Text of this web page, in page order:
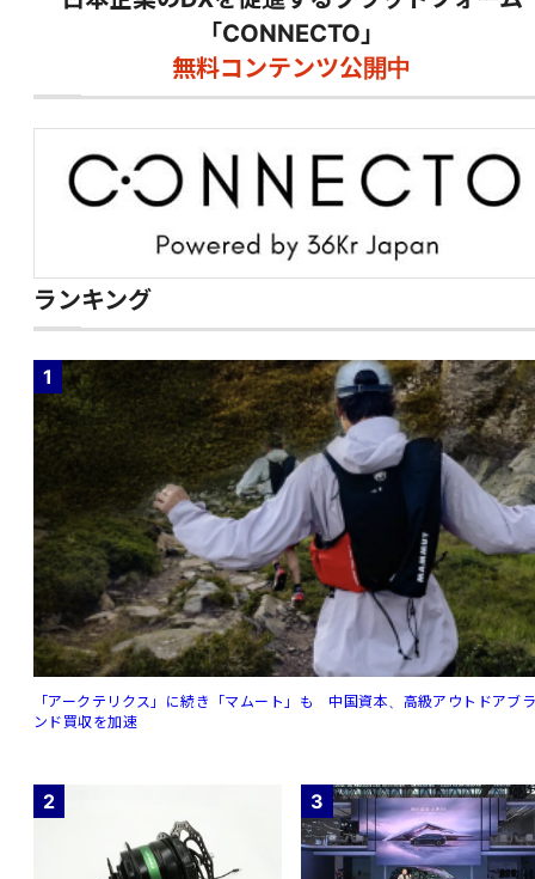
「CONNECTO」
無料コンテンツ公開中
ランキング
1
「アークテリクス」に続き「マムート」も 中国資本、高級アウトドアブ
ンド買収を加速
2 3